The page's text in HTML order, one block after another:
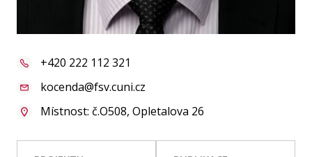
+420 222 112 321
kocenda@fsv.cuni.cz
Místnost: č.O508, Opletalova 26